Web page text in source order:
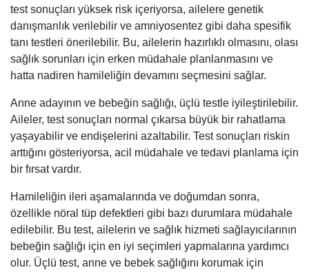
test sonuçları yüksek risk içeriyorsa, ailelere genetik
danışmanlık verilebilir ve amniyosentez gibi daha spesifik
tanı testleri önerilebilir. Bu, ailelerin hazırlıklı olmasını, olası
sağlık sorunları için erken müdahale planlanmasını ve
hatta nadiren hamileliğin devamını seçmesini sağlar.
Anne adayının ve bebeğin sağlığı, üçlü testle iyileştirilebilir.
Aileler, test sonuçları normal çıkarsa büyük bir rahatlama
yaşayabilir ve endişelerini azaltabilir. Test sonuçları riskin
arttığını gösteriyorsa, acil müdahale ve tedavi planlama için
bir fırsat vardır.
Hamileliğin ileri aşamalarında ve doğumdan sonra,
özellikle nöral tüp defektleri gibi bazı durumlara müdahale
edilebilir. Bu test, ailelerin ve sağlık hizmeti sağlayıcılarının
bebeğin sağlığı için en iyi seçimleri yapmalarına yardımcı
olur. Üçlü test, anne ve bebek sağlığını korumak için